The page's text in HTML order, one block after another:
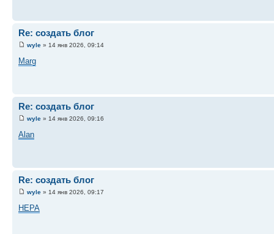
Re: создать блог
wyle » 14 янв 2026, 09:14
Marg
Re: создать блог
wyle » 14 янв 2026, 09:16
Alan
Re: создать блог
wyle » 14 янв 2026, 09:17
HEPA